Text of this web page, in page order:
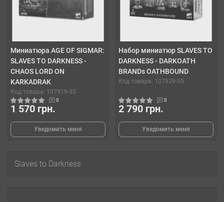
Миниатюра AGE OF SIGMAR:
SLAVES TO DARKNESS -
CHAOS LORD ON
KARKADRAK
Код товара: 107919-55
0
1 570 грн.
Уведомить меня
Набор миниатюр SLAVES TO
DARKNESS - DARKOATH
BRANDs OATHBOUND
Код товара: 107929-55
0
2 790 грн.
Уведомить меня
Slaves to Darkness